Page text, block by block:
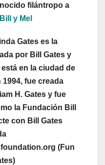
filántropo a
y Mel
Gates es la
por Bill Gates y
en la ciudad de
fue creada
H. Gates y fue
la Fundación Bill
con Bill Gates
(Fun